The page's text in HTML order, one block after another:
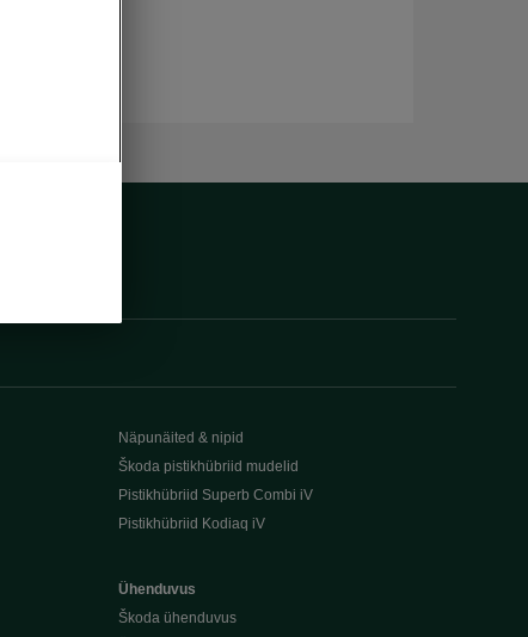
Näpunäited & nipid
Škoda pistikhübriid mudelid
Pistikhübriid Superb Combi iV
Pistikhübriid Kodiaq iV
Ühenduvus
Škoda ühenduvus